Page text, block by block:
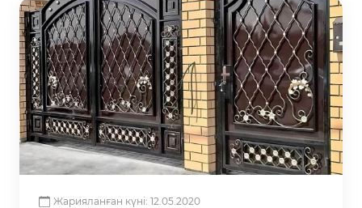
Жарияланған күні: 12.05.2020